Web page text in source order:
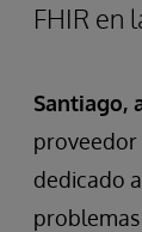
FHIR en
Santiago,
proveedor
dedicado